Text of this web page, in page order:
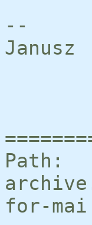
--
Janusz
for-mai